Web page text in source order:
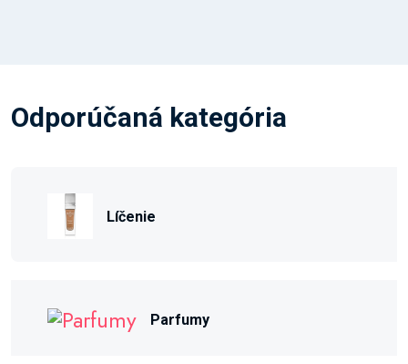
Odporúčaná kategória
Líčenie
Parfumy